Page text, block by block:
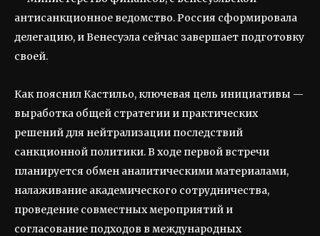
антисанкционное ведомство. Россия сформировала
делегацию, и Венесуэла сейчас завершает подготовку
своей.
Как пояснил Кастильо, ключевая цель инициативы —
выработка общей стратегии и практических
решений для нейтрализации последствий
санкционной политики. В ходе первой встречи
планируется обмен аналитическими материалами,
налаживание академического сотрудничества,
проведение совместных мероприятий и
согласование подходов в международных